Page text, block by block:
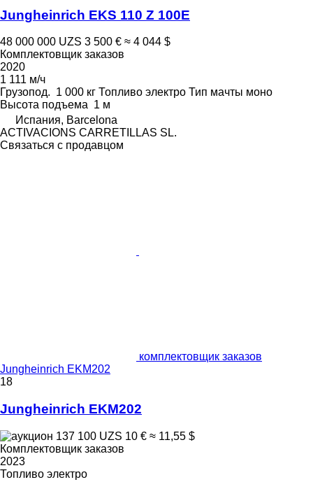
Jungheinrich EKS 110 Z 100E
48 000 000 UZS 3 500 € ≈ 4 044 $
Комплектовщик заказов
2020
1 111 м/ч
Грузопод. 1 000 кг Топливо электро Тип мачты моно
Высота подъема 1 м
Испания, Barcelona
ACTIVACIONS CARRETILLAS SL.
Связаться с продавцом
комплектовщик заказов
Jungheinrich EKM202
18
Jungheinrich EKM202
137 100 UZS 10 € ≈ 11,55 $
Комплектовщик заказов
2023
Топливо электро